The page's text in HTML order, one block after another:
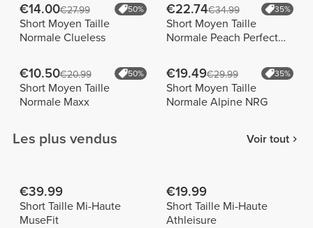
€14.00€27.99 50%
Short Moyen Taille
Normale Clueless
€22.74€34.99 35%
Short Moyen Taille
Normale Peach Perfect
€10.50€20.99 50%
Short Moyen Taille
Normale Maxx
€19.49€29.99 35%
Short Moyen Taille
Normale Alpine NRG
Les plus vendus Voir tout
€39.99
Short Taille Mi-Haute
MuseFit
€19.99
Short Taille Mi-Haute
Athleisure